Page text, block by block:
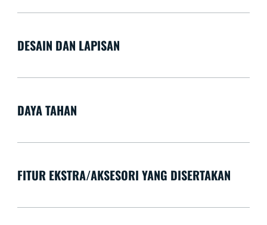
DESAIN DAN LAPISAN
DAYA TAHAN
FITUR EKSTRA/AKSESORI YANG DISERTAKAN